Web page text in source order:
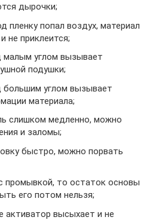
дырочки;
пленку попал воздух, материал
не приклеится;
малым углом вызывает
подушки;
большим углом вызывает
материала;
слишком медленно, можно
и заломы;
быстро, можно порвать
промывкой, то остаток основы
его потом нельзя;
активатор высыхает и не